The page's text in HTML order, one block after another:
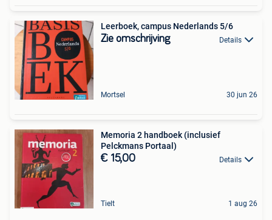
Leerboek, campus Nederlands 5/6
Zie omschrijving Details
Mortsel 30 jun 26
Memoria 2 handboek (inclusief
Pelckmans Portaal)
€ 15,00 Details
Tielt 1 aug 26